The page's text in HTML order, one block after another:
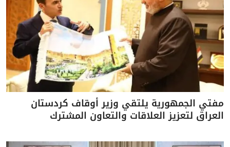
مفتي الجمهورية يلتقي وزير أوقاف كردستان
العراق لتعزيز العلاقات والتعاون المشترك